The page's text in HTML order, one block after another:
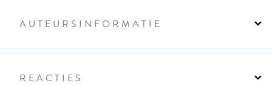
AUTEURSINFORMATIE
REACTIES